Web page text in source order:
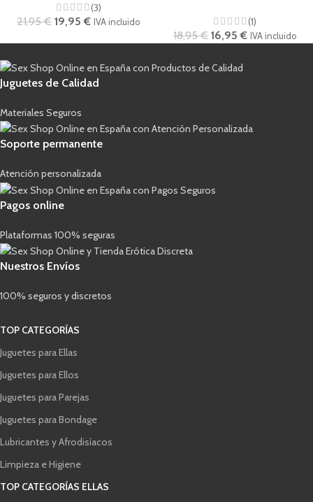
(3)
21,95€ 19,95€ IVA incluido
(1)
18,95€ 16,95€ IVA incluido
Juguetes de Calidad
Materiales Seguros
Soporte permanente
Atención personalizada
Pagos online
Plataformas 100% seguras
Nuestros Envíos
100% seguros y discretos
TOP CATEGORÍAS
Juguetes para Ellas
Juguetes para Ellos
Juguetes para Parejas
Juguetes para Bondage
Lubricantes y Afrodisíacos
Limpieza e Higiene
TOP CATEGORÍAS ELLAS